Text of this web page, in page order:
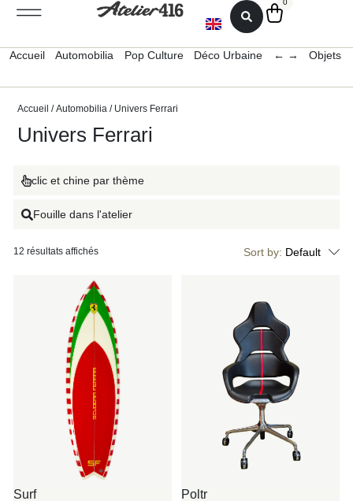
0
Accueil Automobilia Pop Culture Déco Urbaine ← → Objets
Accueil /Automobilia / Univers Ferrari
Univers Ferrari
clic et chine par thème
Fouille dans l'atelier
Surf
Poltr
12 résultats affichés Sort by: Default